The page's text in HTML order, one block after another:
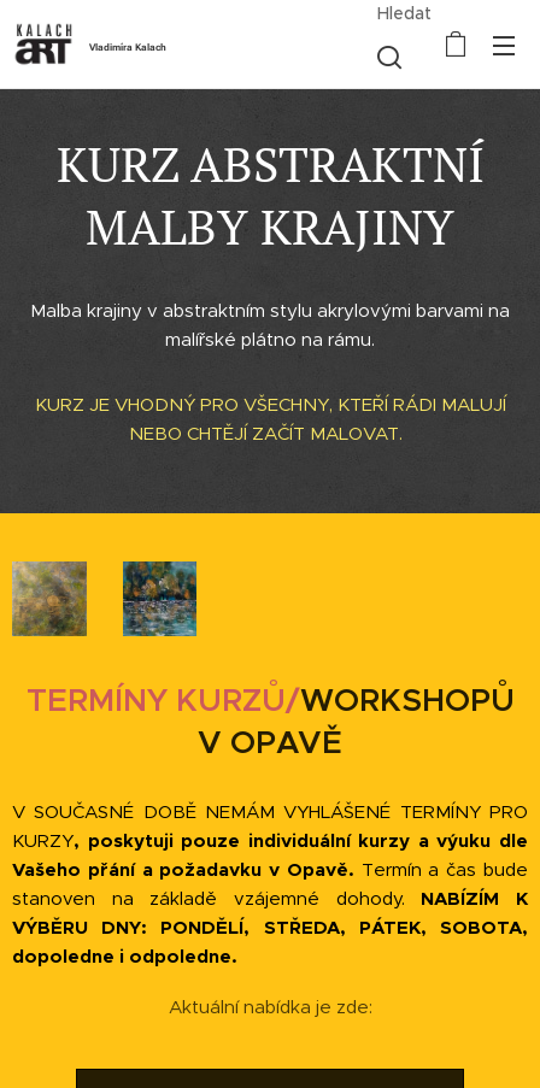
Vladimíra Kalach
Hledat
KURZ ABSTRAKTNÍ
MALBY KRAJINY
Malba krajiny v abstraktním stylu akrylovými barvami na
malířské plátno na rámu.
KURZ JE VHODNÝ PRO VŠECHNY, KTEŘÍ RÁDI MALUJÍ
NEBO CHTĚJÍ ZAČÍT MALOVAT.
TERMÍNY KURZŮ/WORKSHOPŮ
V OPAVĚ
V SOUČASNÉ DOBĚ NEMÁM VYHLÁŠENÉ TERMÍNY PRO
KURZY, poskytuji pouze individuální kurzy a výuku dle
Vašeho přání a požadavku v Opavě. Termín a čas bude
stanoven na základě vzájemné dohody. NABÍZÍM K
VÝBĚRU DNY: PONDĚLÍ, STŘEDA, PÁTEK, SOBOTA,
dopoledne i odpoledne.
Aktuální nabídka je zde: